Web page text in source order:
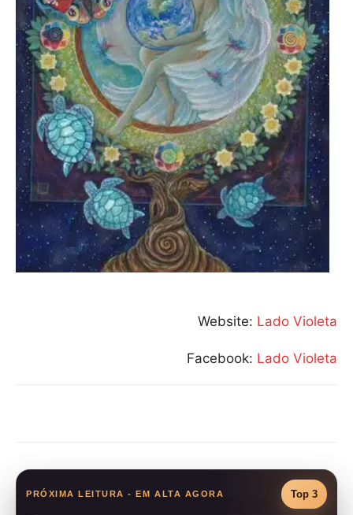
Website: Lado Violeta
Facebook: Lado Violeta
PRÓXIMA LEITURA - EM ALTA AGORA Top 3